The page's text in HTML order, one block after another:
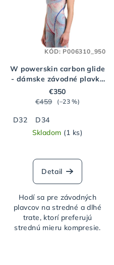
W powerskin carbon glide
- dámske závodné plavky
ARENA ob le fireflow
€350
€459
(–23 %)
D32
D34
Skladom (1 ks)
Detail
Hodí sa pre závodných
plavcov na stredné a dlhé
trate, ktorí preferujú
strednú mieru kompresie.
KÓD: P006310_950